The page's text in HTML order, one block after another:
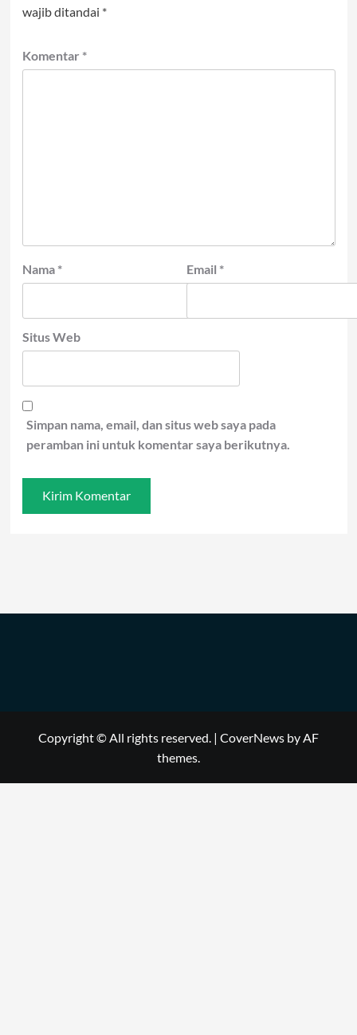
wajib ditandai *
Komentar *
Nama * Email *
Situs Web
Simpan nama, email, dan situs web saya pada
peramban ini untuk komentar saya berikutnya.
Copyright © All rights reserved. | CoverNews by AF
themes.